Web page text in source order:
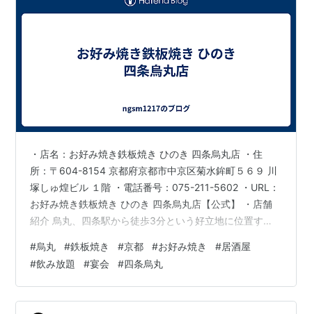
・店名：お好み焼き鉄板焼き ひのき 四条烏丸店 ・住
所：〒604-8154 京都府京都市中京区菊水鉾町５６９ 川
塚しゅ煌ビル １階 ・電話番号：075-211-5602 ・URL：
お好み焼き鉄板焼き ひのき 四条烏丸店【公式】 ・店舗
紹介 烏丸、四条駅から徒歩3分という好立地に位置す
中フワッ！安い、美味しいが自慢のお好み焼きと、ビー
ルの相性は抜群◎鉄板前のカウンター席では豪快かつ繊
細な鉄板料理をお楽しみいただけます。 《人気No1！自
慢の豚玉♪》空気をたっぷりと含ませ、じっくりと焼き上
#烏丸 #鉄板焼き #京都 #お好み焼き #居酒屋
#飲み放題 #宴会 #四条烏丸